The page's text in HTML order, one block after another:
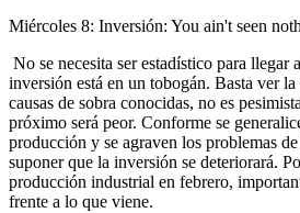
Miércoles 8: Inversión: You ain't seen
No se necesita ser estadístico para llegar
inversión está en un tobogán. Basta ver
causas de sobra conocidas, no es
próximo será peor. Conforme se
producción y se agraven los problemas
suponer que la inversión se deteriorará.
producción industrial en febrero,
frente a lo que viene.